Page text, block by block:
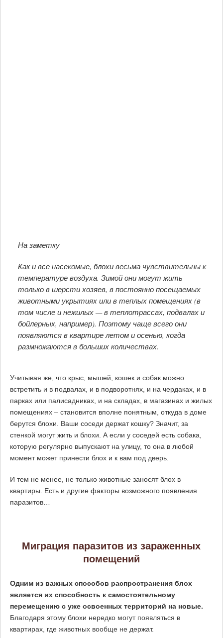
На заметку
Как и все насекомые, блохи весьма чувствительны к
температуре воздуха. Зимой они могут жить
только в шерсти хозяев, в постоянно посещаемых
животными укрытиях или в теплых помещениях (в
том числе и нежилых — в теплотрассах, подвалах и
бойлерных, например). Поэтому чаще всего они
появляются в квартире летом и осенью, когда
размножаются в больших количествах.
Учитывая же, что крыс, мышей, кошек и собак можно
встретить и в подвалах, и в подворотнях, и на чердаках, и в
парках или палисадниках, и на складах, в магазинах и жилых
помещениях – становится вполне понятным, откуда в доме
берутся блохи. Ваши соседи держат кошку? Значит, за
стенкой могут жить и блохи. А если у соседей есть собака,
которую регулярно выпускают на улицу, то она в любой
момент может принести блох и к вам под дверь.
И тем не менее, не только животные заносят блох в
квартиры. Есть и другие факторы возможного появления
паразитов…
Миграция паразитов из зараженных
помещений
Одним из важных способов распространения блох
является их способность к самостоятельному
перемещению с уже освоенных территорий на новые.
Благодаря этому блохи нередко могут появляться в
квартирах, где животных вообще не держат.